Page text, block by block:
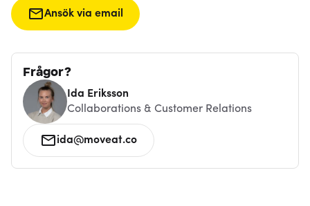
Ansök via email
Frågor?
Ida Eriksson
Collaborations & Customer Relations
ida@moveat.co